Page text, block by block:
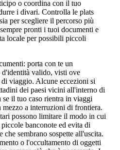
o coordina con il tuo
i divari. Controlla le plats
per scegliere il percorso più
pronti i tuoi documenti e
locale per possibili piccoli
porta con te un
d'identità valido, visti ove
viaggio. Alcune eccezioni si
dei paesi vicini all'interno di
il tuo caso rientra in viaggi
mezzo a interruzioni di frontiera.
possono limitare il modo in cui
banconote ed evita di
che sembrano sospette all'uscita.
o l'occultamento di oggetti